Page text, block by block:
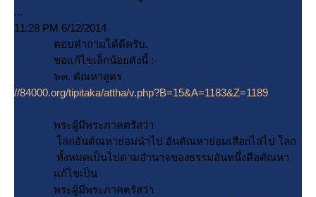
...
11:28 PM 6/12/2014
ตอบคำถามได้ดีครับ.
ขอแก้ไขเล็กน้อยดังนี้ :-
๖๓. ตัณหาสูตร
//84000.org/tipitaka/attha/v.php?B=15&A=1183&Z=1189
พระผู้มีพระภาคตรัสว่า
ลกอันตัณหาย่อมนำไป อันตัณหาย่อมเสือnไสไป โลก
ทั้งหมดเป็นไปตามอำนาจของธรรมอันหนึ่งคือตัณหา
ก้ไขเป็น
พระผู้มีพระภาคตรัสว่า